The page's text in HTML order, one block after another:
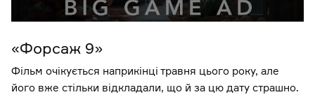
«Форсаж 9»
Фільм очікується наприкінці травня цього року, але
його вже стільки відкладали, що й за цю дату страшно.